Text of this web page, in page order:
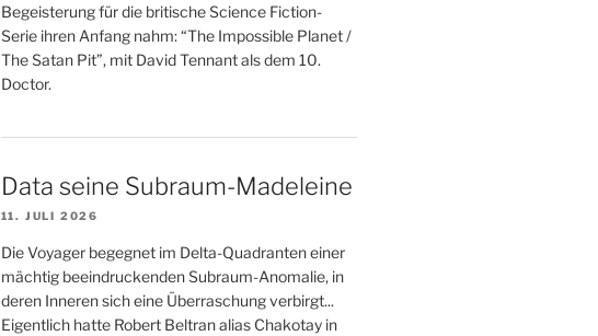
Begeisterung für die britische Science Fiction-
Serie ihren Anfang nahm: “The Impossible Planet /
The Satan Pit”, mit David Tennant als dem 10.
Doctor.
Data seine Subraum-Madeleine
11. JULI 2026
Die Voyager begegnet im Delta-Quadranten einer
mächtig beeindruckenden Subraum-Anomalie, in
deren Inneren sich eine Überraschung verbirgt...
Eigentlich hatte Robert Beltran alias Chakotay in